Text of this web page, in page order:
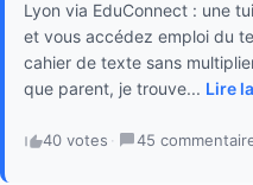
Lyon via EduConnect : une
et vous accédez emploi du
cahier de texte sans
que parent, je trouve... Lire
40 votes · 45